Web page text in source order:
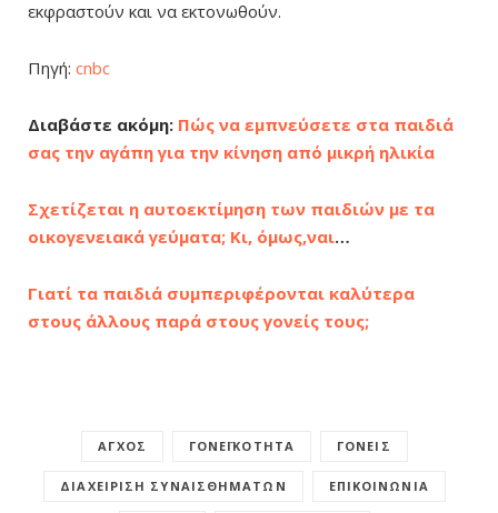
εκφραστούν και να εκτονωθούν.
Πηγή: cnbc
Διαβάστε ακόμη: Πώς να εμπνεύσετε στα παιδιά
σας την αγάπη για την κίνηση από μικρή ηλικία
Σχετίζεται η αυτοεκτίμηση των παιδιών με τα
οικογενειακά γεύματα; Κι, όμως,ναι…
Γιατί τα παιδιά συμπεριφέρονται καλύτερα
στους άλλους παρά στους γονείς τους;
ΆΓΧΟΣ ΓΟΝΕΪΚΌΤΗΤΑ ΓΟΝΕΊΣ
ΔΙΑΧΕΊΡΙΣΗ ΣΥΝΑΙΣΘΗΜΆΤΩΝ ΕΠΙΚΟΙΝΩΝΊΑ